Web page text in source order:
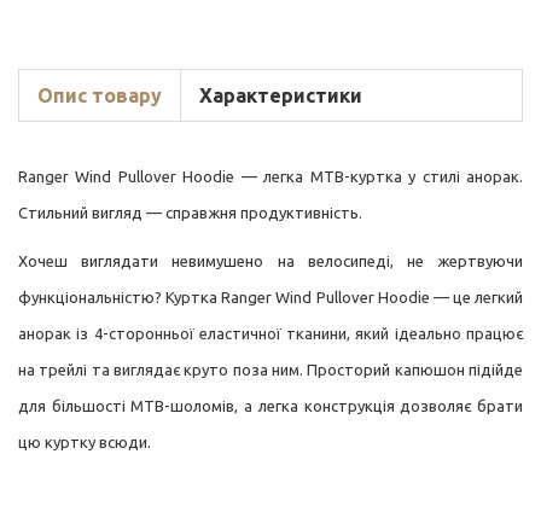
Опис товару Характеристики
Ranger Wind Pullover Hoodie — легка MTB-куртка у стилі анорак.
Стильний вигляд — справжня продуктивність.
Хочеш виглядати невимушено на велосипеді, не жертвуючи
функціональністю? Куртка Ranger Wind Pullover Hoodie — це легкий
анорак із 4-сторонньої еластичної тканини, який ідеально працює
на трейлі та виглядає круто поза ним. Просторий капюшон підійде
для більшості MTB-шоломів, а легка конструкція дозволяє брати
цю куртку всюди.